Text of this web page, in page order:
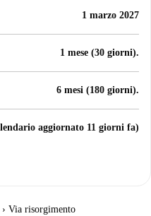
1 marzo 2027
1 mese (30 giorni).
6 mesi (180 giorni).
aggiornato 11 giorni fa)
› Via risorgimento